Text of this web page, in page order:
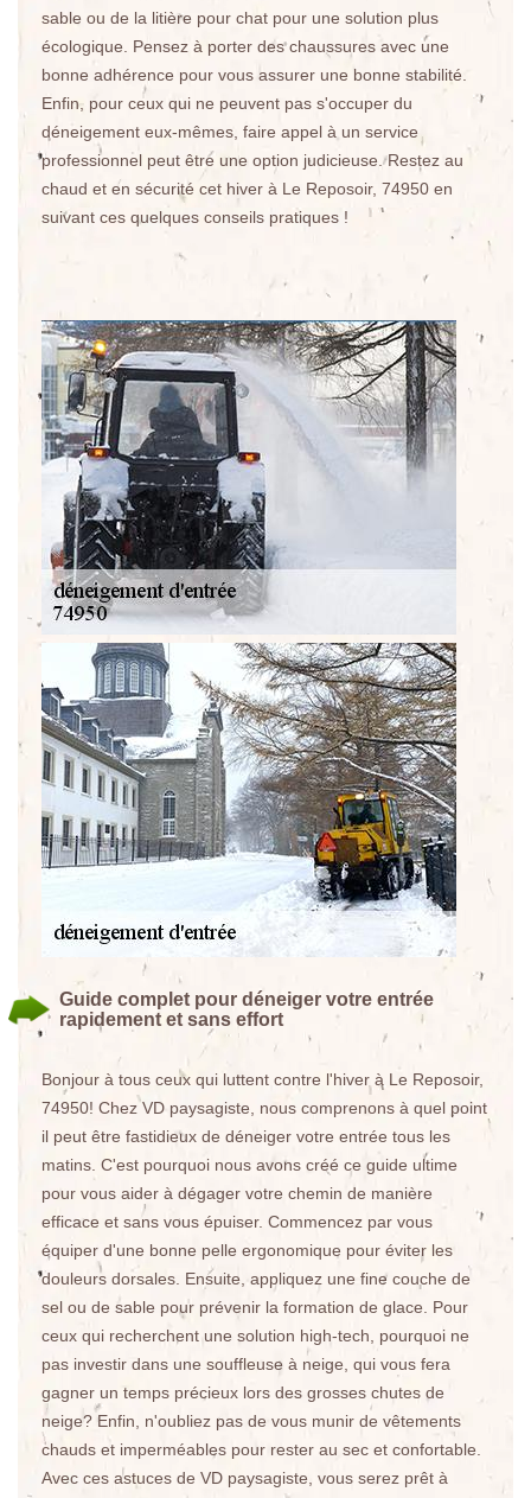
sable ou de la litière pour chat pour une solution plus
écologique. Pensez à porter des chaussures avec une
bonne adhérence pour vous assurer une bonne stabilité.
Enfin, pour ceux qui ne peuvent pas s'occuper du
déneigement eux-mêmes, faire appel à un service
professionnel peut être une option judicieuse. Restez au
chaud et en sécurité cet hiver à Le Reposoir, 74950 en
suivant ces quelques conseils pratiques !
Guide complet pour déneiger votre entrée
rapidement et sans effort
Bonjour à tous ceux qui luttent contre l'hiver à Le Reposoir,
74950! Chez VD paysagiste, nous comprenons à quel point
il peut être fastidieux de déneiger votre entrée tous les
matins. C'est pourquoi nous avons créé ce guide ultime
pour vous aider à dégager votre chemin de manière
efficace et sans vous épuiser. Commencez par vous
équiper d'une bonne pelle ergonomique pour éviter les
douleurs dorsales. Ensuite, appliquez une fine couche de
sel ou de sable pour prévenir la formation de glace. Pour
ceux qui recherchent une solution high-tech, pourquoi ne
pas investir dans une souffleuse à neige, qui vous fera
gagner un temps précieux lors des grosses chutes de
neige? Enfin, n'oubliez pas de vous munir de vêtements
chauds et imperméables pour rester au sec et confortable.
Avec ces astuces de VD paysagiste, vous serez prêt à